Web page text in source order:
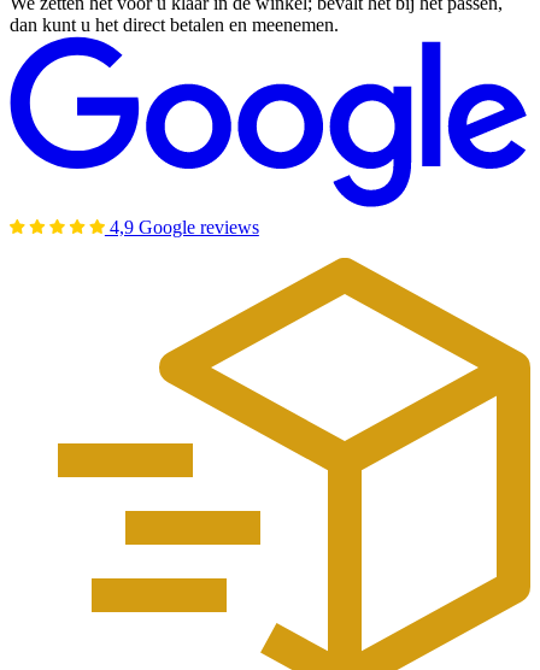
dan kunt u het direct betalen en meenemen.
4,9 Google reviews